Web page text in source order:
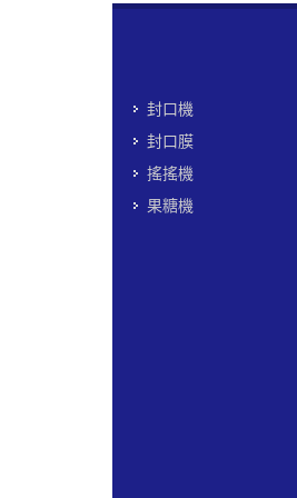
封口機
封口膜
搖搖機
果糖機